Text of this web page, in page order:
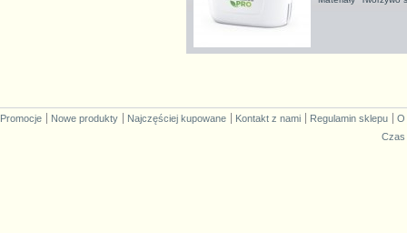
Promocje Nowe produkty Najczęściej kupowane Kontakt z nami Regulamin sklepu
O
Czas